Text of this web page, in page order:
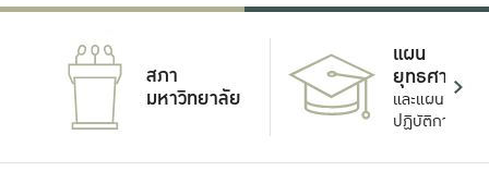
สภา
มหาวิทยาลัย
แผน
ยุทธศาสตร์
และแผน
ปฏิบัติการ